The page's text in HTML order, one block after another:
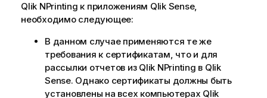
Qlik NPrinting к приложениям Qlik Sense,
необходимо следующее:
В данном случае применяются те же
требования к сертификатам, что и для
рассылки отчетов из Qlik NPrinting в Qlik
Sense. Однако сертификаты должны быть
установлены на всех компьютерах Qlik